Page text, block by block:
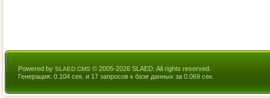
Powered by SLAED CMS © 2005-2026 SLAED. All rights reserved.
Генерация: 0.104 сек. и 17 запросов к базе данных за 0.069 сек.